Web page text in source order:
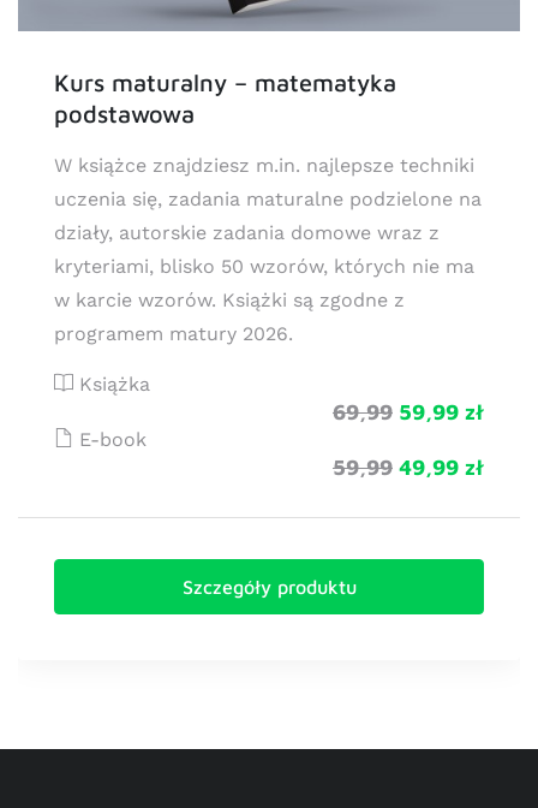
Kurs maturalny – matematyka
podstawowa
W książce znajdziesz m.in. najlepsze techniki
uczenia się, zadania maturalne podzielone na
działy, autorskie zadania domowe wraz z
kryteriami, blisko 50 wzorów, których nie ma
w karcie wzorów. Książki są zgodne z
programem matury 2026.
Książka
69,99 59,99 zł
E-book
59,99 49,99 zł
Szczegóły produktu